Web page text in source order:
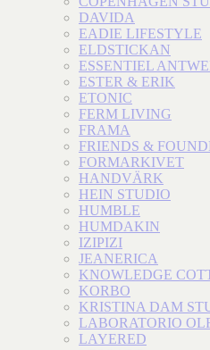
DAVIDA
EADIE LIFESTYLE
ELDSTICKAN
ESSENTIEL
ESTER & ERIK
ETONIC
FERM LIVING
FRAMA
FRIENDS &
FORMARKIVET
HANDVÄRK
HEIN STUDIO
HUMBLE
HUMDAKIN
IZIPIZI
JEANERICA
KNOWLEDGE
KORBO
KRISTINA DAM
LABORATORIO
LAYERED